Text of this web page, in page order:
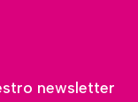
newsletter